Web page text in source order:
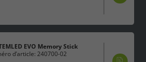
EVO Memory Stick
d’article: 240700-02